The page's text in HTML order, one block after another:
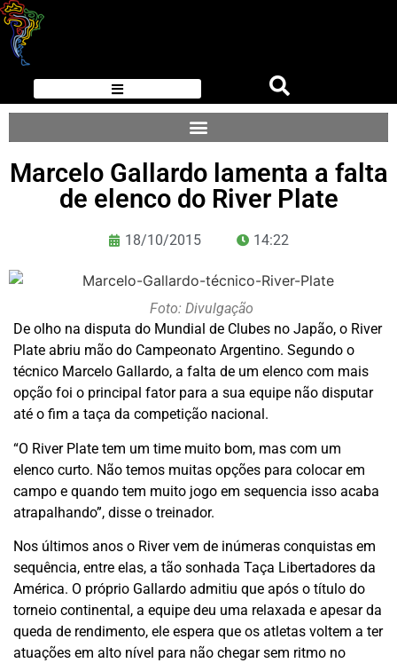
Marcelo Gallardo lamenta a falta
de elenco do River Plate
18/10/2015 14:22
Foto: Divulgação
De olho na disputa do Mundial de Clubes no Japão, o River
Plate abriu mão do Campeonato Argentino. Segundo o
técnico Marcelo Gallardo, a falta de um elenco com mais
opção foi o principal fator para a sua equipe não disputar
até o fim a taça da competição nacional.
“O River Plate tem um time muito bom, mas com um
elenco curto. Não temos muitas opções para colocar em
campo e quando tem muito jogo em sequencia isso acaba
atrapalhando”, disse o treinador.
Nos últimos anos o River vem de inúmeras conquistas em
sequência, entre elas, a tão sonhada Taça Libertadores da
América. O próprio Gallardo admitiu que após o título do
torneio continental, a equipe deu uma relaxada e apesar da
queda de rendimento, ele espera que os atletas voltem a ter
atuações em alto nível para não chegar sem ritmo no